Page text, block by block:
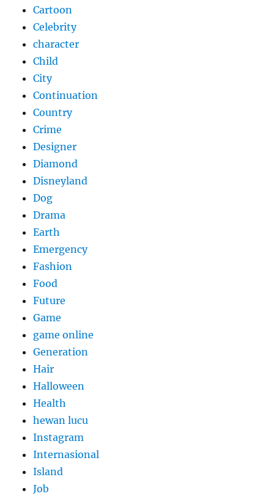
Cartoon
Celebrity
character
Child
City
Continuation
Country
Crime
Designer
Diamond
Disneyland
Dog
Drama
Earth
Emergency
Fashion
Food
Future
Game
game online
Generation
Hair
Halloween
Health
hewan lucu
Instagram
Internasional
Island
Job